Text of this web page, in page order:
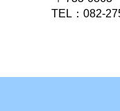
TEL：082-